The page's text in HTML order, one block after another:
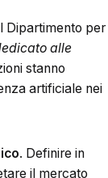
Dipartimento per
alle
stanno
artificiale nei
. Definire in
il mercato